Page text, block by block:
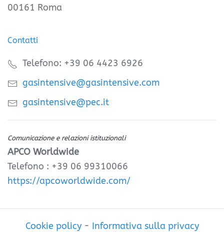
00161 Roma
Contatti
Telefono: +39 06 4423 6926
gasintensive@gasintensive.com
gasintensive@pec.it
Comunicazione e relazioni istituzionali
APCO Worldwide
Telefono : +39 06 99310066
https://apcoworldwide.com/
Cookie policy- Informativa sulla privacy